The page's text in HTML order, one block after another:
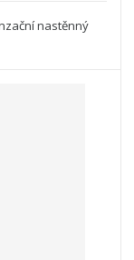
nastěnný